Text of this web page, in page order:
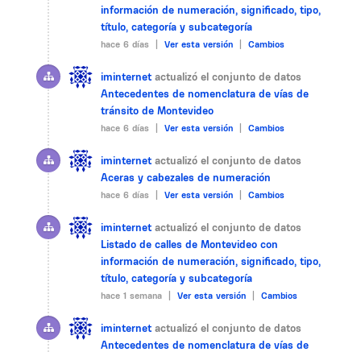
información de numeración, significado, tipo,
título, categoría y subcategoría
hace 6 días | Ver esta versión Cambios
iminternet actualizó el conjunto de datos
Antecedentes de nomenclatura de vías de
tránsito de Montevideo
hace 6 días | Ver esta versión Cambios
iminternet actualizó el conjunto de datos
Aceras y cabezales de numeración
hace 6 días | Ver esta versión Cambios
iminternet actualizó el conjunto de datos
Listado de calles de Montevideo con
información de numeración, significado, tipo,
título, categoría y subcategoría
hace 1 semana | Ver esta versión Cambios
iminternet actualizó el conjunto de datos
Antecedentes de nomenclatura de vías de